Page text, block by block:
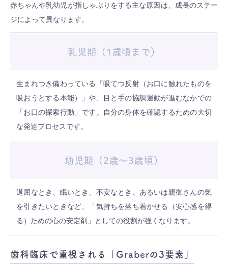
赤ちゃんや乳幼児が指しゃぶりをする主な原因は、成長のステー
ジによって異なります。
乳児期（1歳頃まで）
生まれつき備わっている「吸てつ反射（お口に触れたものを
吸おうとする本能）」や、目と手の協調運動が進むなかでの
「お口の探索行動」です。自分の身体を確認するための大切
な発達プロセスです。
幼児期（2歳〜3歳頃）
退屈なとき、眠いとき、不安なとき、あるいは親御さんの気
を引きたいときなど、「気持ちを落ち着かせる（安心感を得
る）ための心の安定剤」としての役割が強くなります。
歯科臨床で重視される「Graberの3要素」